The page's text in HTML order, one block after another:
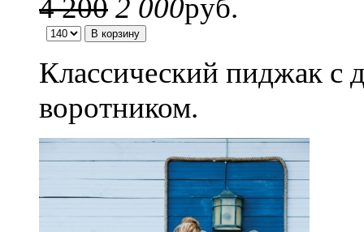
4 200 2 000руб.
Классический пиджак
воротником.